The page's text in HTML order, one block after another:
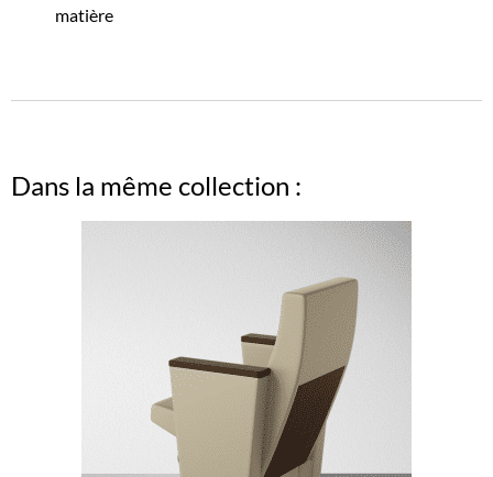
matière
Dans la même collection :